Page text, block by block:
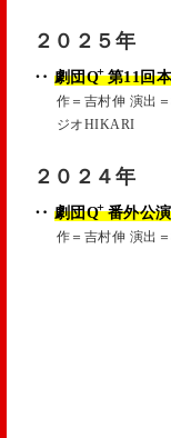
２０２５年
‥ 劇団Q+第11回
作＝吉村伸 演出
ジオHIKARI
２０２４年
‥ 劇団Q+番外公
作＝吉村伸 演出